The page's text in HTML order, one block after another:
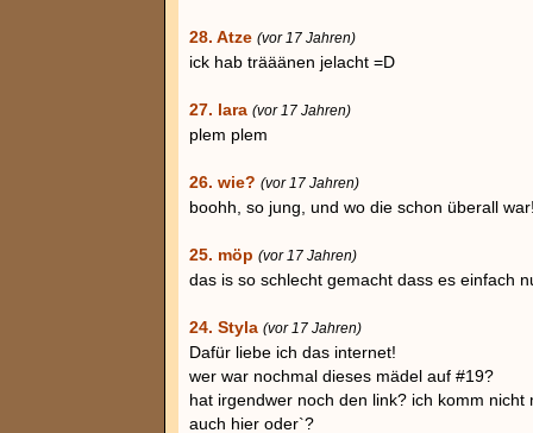
28. Atze (vor 17 Jahren)
ick hab trääänen jelacht =D
27. lara (vor 17 Jahren)
plem plem
26. wie? (vor 17 Jahren)
boohh, so jung, und wo die schon überall
25. möp (vor 17 Jahren)
das is so schlecht gemacht dass es einfach
24. Styla (vor 17 Jahren)
Dafür liebe ich das internet!
wer war nochmal dieses mädel auf #19?
hat irgendwer noch den link? ich komm
auch hier oder`?